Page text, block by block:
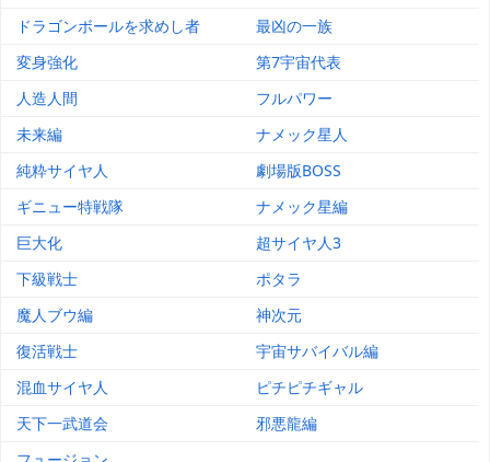
ドラゴンボールを求めし者
最凶の一族
変身強化
第7宇宙代表
人造人間
フルパワー
未来編
ナメック星人
純粋サイヤ人
劇場版BOSS
ギニュー特戦隊
ナメック星編
巨大化
超サイヤ人3
下級戦士
ポタラ
魔人ブウ編
神次元
復活戦士
宇宙サバイバル編
混血サイヤ人
ピチピチギャル
天下一武道会
邪悪龍編